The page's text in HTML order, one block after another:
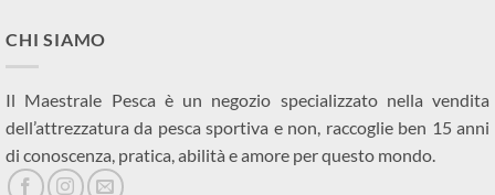
CHI SIAMO
Il Maestrale Pesca è un negozio specializzato nella vendita
dell’attrezzatura da pesca sportiva e non, raccoglie ben 15 anni
di conoscenza, pratica, abilità e amore per questo mondo.